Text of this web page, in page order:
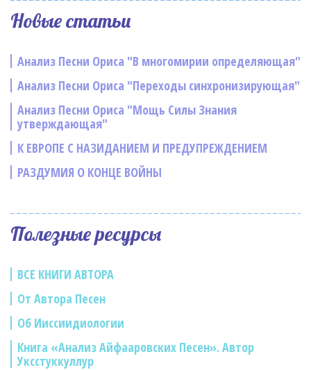
Новые статьи
Анализ Песни Ориса "В многомирии определяющая"
Анализ Песни Ориса "Переходы синхронизирующая"
Анализ Песни Ориса "Мощь Силы Знания
утверждающая"
К ЕВРОПЕ С НАЗИДАНИЕМ И ПРЕДУПРЕЖДЕНИЕМ
РАЗДУМИЯ О КОНЦЕ ВОЙНЫ
Полезные ресурсы
ВСЕ КНИГИ АВТОРА
От Автора Песен
Об Ииссиидиологии
Книга «Анализ Айфааровских Песен». Автор
Уксстуккуллур